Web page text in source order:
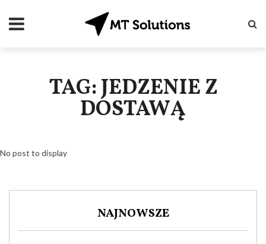
TAG: JEDZENIE Z
DOSTAWĄ
No post to display
NAJNOWSZE